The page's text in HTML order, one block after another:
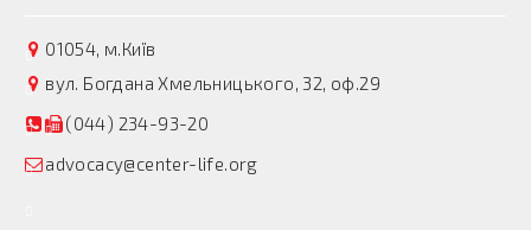
01054, м.Київ
вул. Богдана Хмельницького, 32, оф.29
(044) 234-93-20
advocacy@center-life.org